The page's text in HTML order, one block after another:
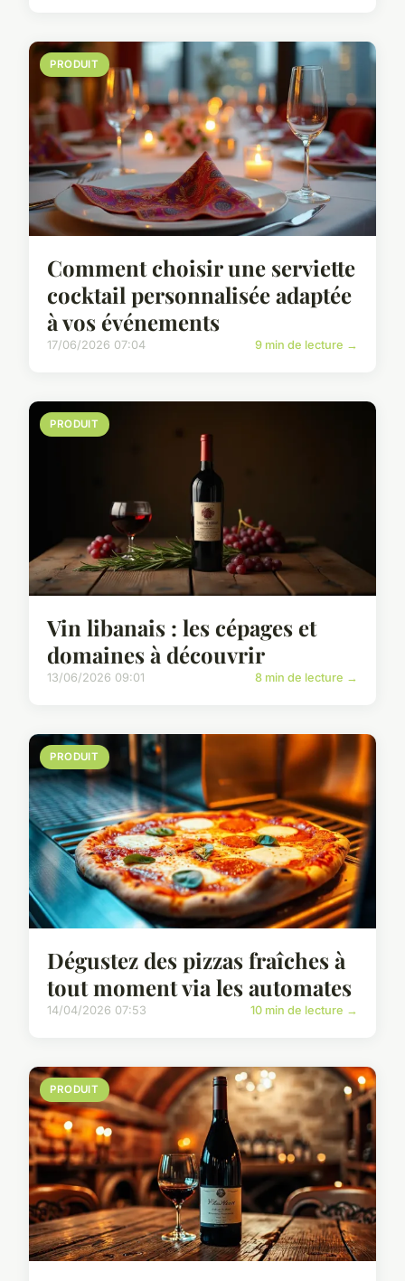
PRODUIT
Comment choisir une serviette
cocktail personnalisée adaptée
à vos événements
17/06/2026 07:04 9 min de lecture →
PRODUIT
Vin libanais : les cépages et
domaines à découvrir
13/06/2026 09:01 8 min de lecture →
PRODUIT
Dégustez des pizzas fraîches à
tout moment via les automates
14/04/2026 07:53 10 min de lecture →
PRODUIT